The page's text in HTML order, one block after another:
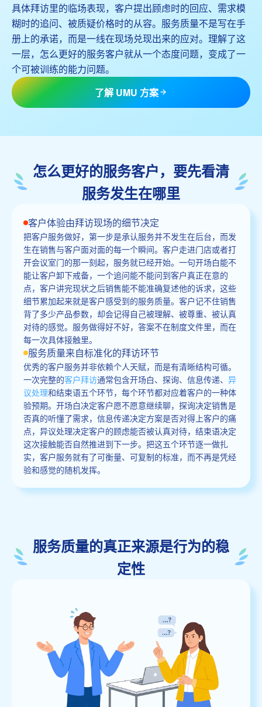
具体拜访里的临场表现，客户提出顾虑时的回应、需求模
糊时的追问、被质疑价格时的从容。服务质量不是写在手
册上的承诺，而是一线在现场兑现出来的应对。理解了这
一层，怎么更好的服务客户就从一个态度问题，变成了一
个可被训练的能力问题。
了解 UMU 方案
怎么更好的服务客户，要先看清
服务发生在哪里
客户体验由拜访现场的细节决定
把客户服务做好，第一步是承认服务并不发生在后台，而发
生在销售与客户面对面的每一个瞬间。客户走进门店或者打
开会议室门的那一刻起，服务就已经开始。一句开场白能不
能让客户卸下戒备，一个追问能不能问到客户真正在意的
点，客户讲完现状之后销售能不能准确复述他的诉求，这些
细节累加起来就是客户感受到的服务质量。客户记不住销售
背了多少产品参数，却会记得自己被理解、被尊重、被认真
对待的感觉。服务做得好不好，答案不在制度文件里，而在
每一次具体接触里。
服务质量来自标准化的拜访环节
优秀的客户服务并非依赖个人天赋，而是有清晰结构可循。
一次完整的客户拜访通常包含开场白、探询、信息传递、 异
议处理和结束语五个环节，每个环节都对应着客户的一种体
验预期。开场白决定客户愿不愿意继续聊，探询决定销售是
否真的听懂了需求，信息传递决定方案是否对得上客户的痛
点，异议处理决定客户的顾虑能否被认真对待，结束语决定
这次接触能否自然推进到下一步。把这五个环节逐一做扎
实，客户服务就有了可衡量、可复制的标准，而不再是凭经
验和感觉的随机发挥。
服务质量的真正来源是行为的稳
定性